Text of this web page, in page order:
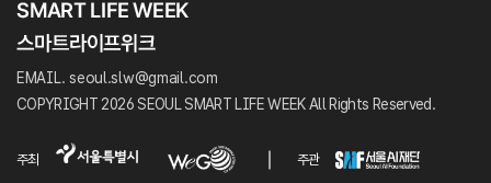
EMAIL. seoul.slw@gmail.com
COPYRIGHT 2026 SEOUL SMART LIFE WEEK All Rights Reserved.
주최 주관